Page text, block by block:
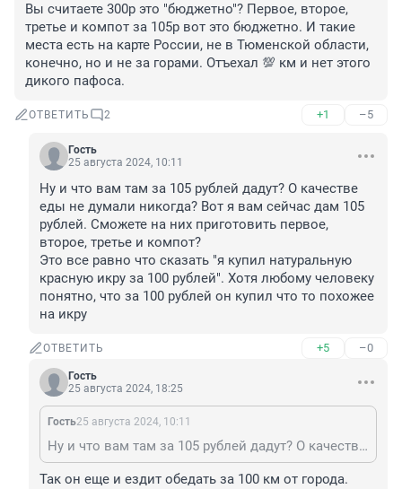
Вы считаете 300р это "бюджетно"? Первое, второе,
третье и компот за 105р вот это бюджетно. И такие
места есть на карте России, не в Тюменской области,
конечно, но и не за горами. Отъехал 💯 км и нет этого
дикого пафоса.
ОТВЕТИТЬ 2 +1 –5
Гость
25 августа 2024, 10:11
Ну и что вам там за 105 рублей дадут? О качестве
еды не думали никогда? Вот я вам сейчас дам 105
рублей. Сможете на них приготовить первое,
второе, третье и компот?
Это все равно что сказать "я купил натуральную
красную икру за 100 рублей". Хотя любому человеку
понятно, что за 100 рублей он купил что то похожее
на икру
ОТВЕТИТЬ +5 –0
Гость
25 августа 2024, 18:25
Гость25 августа 2024, 10:11
Ну и что вам там за 105 рублей дадут? О качестве еды не думали никогда? Вот я вам сейчас дам 105 рублей. Сможете на них приготовить первое, второе, третье и компот? Это все равно что сказать "я купил натуральную красную икру за 100 рублей". Хотя любому человеку понятно, что за 100 рублей он купил что то похожее на икру
Так он еще и ездит обедать за 100 км от города.